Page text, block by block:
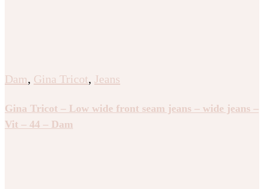
Dam, Gina Tricot, Jeans
Gina Tricot – Low wide front seam jeans – wide jeans –
Vit – 44 – Dam